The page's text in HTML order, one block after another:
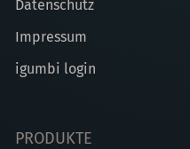
Datenschutz
Impressum
igumbi login
PRODUKTE